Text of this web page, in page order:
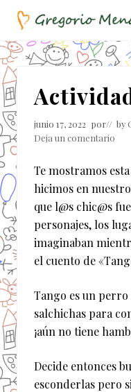
Menu
Saltar
contenido
principal
Saltar
la
barra
lateral
principal
Asociación
Civil
junio 17, 2022 por// by
Deja un comentario
Te mostramos
hicimos en
que l@s chic@s
personajes, los
imaginaban
el cuento de
Tango es un perro
salchichas para
¡aún no tiene
Decide entonces
esconderlas pero